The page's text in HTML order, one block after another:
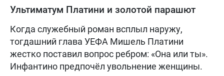
Ультиматум Платини и золотой парашют
Когда служебный роман всплыл наружу,
тогдашний глава УЕФА Мишель Платини
жестко поставил вопрос ребром: «Она или ты».
Инфантино предпочёл увольнение женщины.